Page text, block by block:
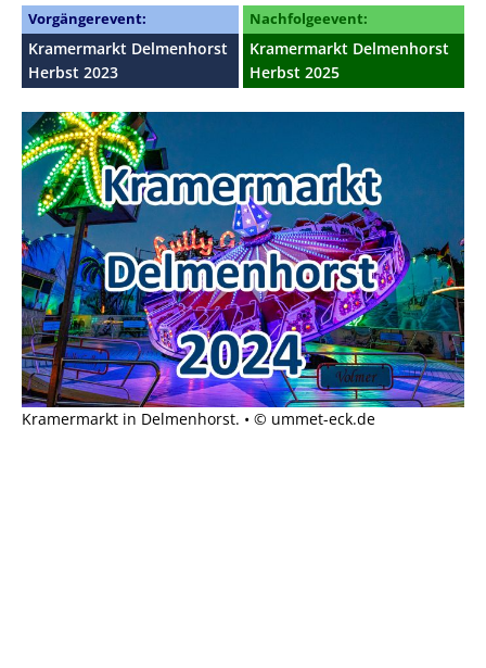
Vorgängerevent:
Kramermarkt Delmenhorst
Herbst 2023
Nachfolgeevent:
Kramermarkt Delmenhorst
Herbst 2025
Kramermarkt in Delmenhorst. • © ummet-eck.de